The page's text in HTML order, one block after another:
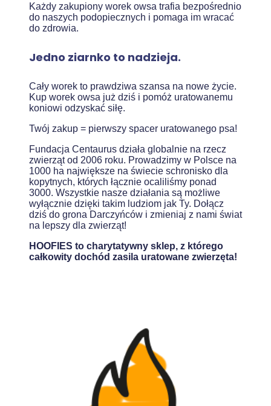
Każdy zakupiony worek owsa trafia bezpośrednio
do naszych podopiecznych i pomaga im wracać
do zdrowia.
Jedno ziarnko to nadzieja.
Cały worek to prawdziwa szansa na nowe życie.
Kup worek owsa już dziś i pomóż uratowanemu
koniowi odzyskać siłę.
Twój zakup = pierwszy spacer uratowanego psa!
Fundacja Centaurus działa globalnie na rzecz
zwierząt od 2006 roku. Prowadzimy w Polsce na
1000 ha największe na świecie schronisko dla
kopytnych, których łącznie ocaliliśmy ponad
3000. Wszystkie nasze działania są możliwe
wyłącznie dzięki takim ludziom jak Ty. Dołącz
dziś do grona Darczyńców i zmieniaj z nami świat
na lepszy dla zwierząt!
HOOFIES to charytatywny sklep, z którego
całkowity dochód zasila uratowane zwierzęta!